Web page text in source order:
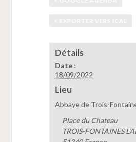
Détails
Date :
18/09/2022
Lieu
Abbaye de Trois-
Place du Chateau
TROIS-FONTAINES